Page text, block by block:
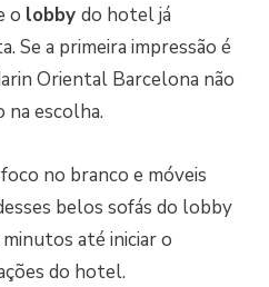
o lobby do hotel já
Se a primeira impressão é
Oriental Barcelona não
na escolha.
no branco e móveis
belos sofás do lobby
até iniciar o
do hotel.